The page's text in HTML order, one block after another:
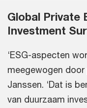
Global Private
Investment
‘ESG-aspecten
meegewogen
Janssen. ‘Dat is
van duurzaam